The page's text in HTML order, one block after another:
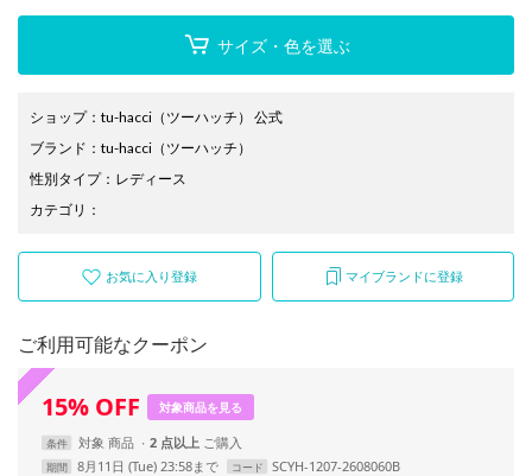
サイズ・色を選ぶ
ショップ： tu-hacci（ツーハッチ） 公式
ブランド ： tu-hacci （ツーハッチ）
性別タイプ： レディース
カテゴリ ：
お気に入り登録 マイブランドに登録
ご利用可能なクーポン
15% OFF 対象商品を見る
条件 対象 商品 2 点以上
期間 8月11日 (Tue) 23:58まで コード
SCYH-1207-2608060B